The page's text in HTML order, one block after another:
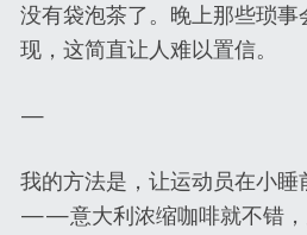
没有袋泡茶了。晚上那些琐事
现，这简直让人难以置信。
—
我的方法是，让运动员在小睡
——意大利浓缩咖啡就不错